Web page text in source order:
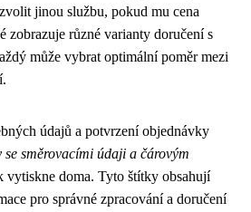
jinou službu, pokud mu cena
zobrazuje různé varianty doručení s
může vybrat optimální poměr mezi
údajů a potvrzení objednávky
se směrovacími údaji a čárovým
vytiskne doma. Tyto štítky obsahují
pro správné zpracování a doručení